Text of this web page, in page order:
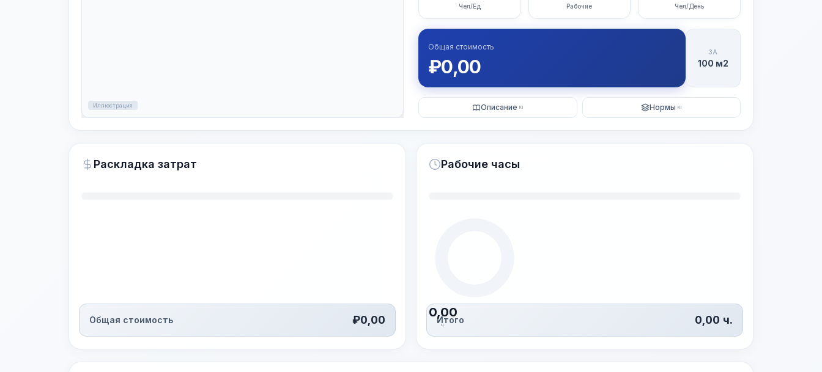
Иллюстрация
Чел/Ед Рабочие Чел/День
Общая стоимость
₽0,00
ЗА
100 м2
Описание KI Нормы KI
Раскладка затрат
Общая стоимость ₽0,00
Рабочие часы
0,00
ч.
Итого 0,00 ч.